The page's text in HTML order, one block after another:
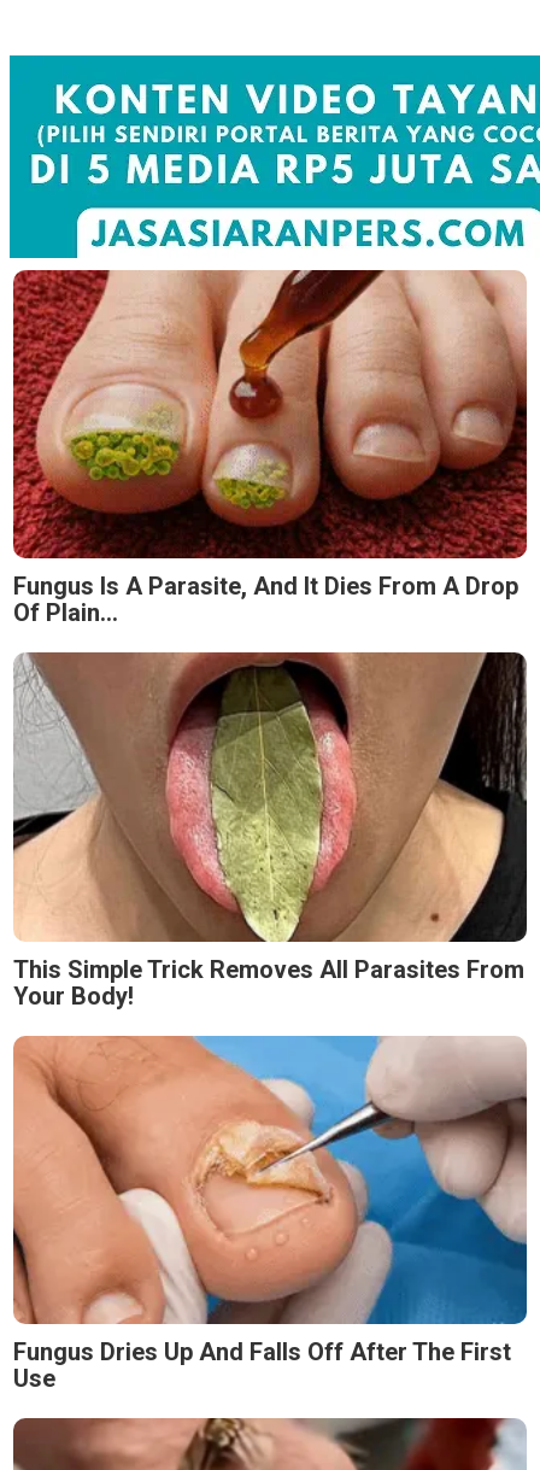
Fungus Is A Parasite, And It Dies From A Drop
Of Plain...
This Simple Trick Removes All Parasites From
Your Body!
Fungus Dries Up And Falls Off After The First
Use